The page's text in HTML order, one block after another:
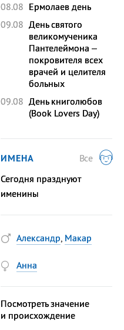
08.08 Ермолаев день
09.08 День святого
великомученика
Пантелеймона –
покровителя всех
врачей и целителя
больных
09.08 День книголюбов
(Book Lovers Day)
ИМЕНА
Все
Сегодня празднуют
именины
Александр, Макар
Анна
Посмотреть значение
и происхождение